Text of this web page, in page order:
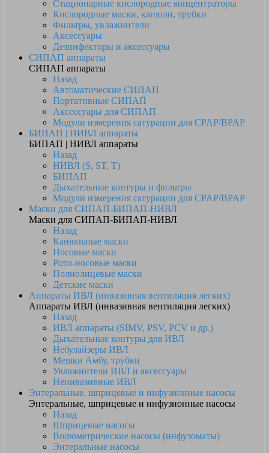
Стационарные кислородные концентраторы
Кислородные маски, канюли, трубки
Фильтры, увлажнители
Аксессуары
Дезинфекторы и аксессуары
СИПАП аппараты
СИПАП аппараты
Назад
Автоматические СИПАП
Портативные СИПАП
Аксессуары для СИПАП
Модули измерения сатурации для CPAP/BPAP
БИПАП | НИВЛ аппараты
БИПАП | НИВЛ аппараты
Назад
НИВЛ (S, ST, T)
БИПАП
Дыхательные контуры и фильтры
Модули измерения сатурации для CPAP/BPAP
Маски для СИПАП-БИПАП-НИВЛ
Маски для СИПАП-БИПАП-НИВЛ
Назад
Канюльные маски
Носовые маски
Рото-носовые маски
Полнолицевые маски
Детские маски
Аппараты ИВЛ (инвазивная вентиляция легких)
Аппараты ИВЛ (инвазивная вентиляция легких)
Назад
ИВЛ аппараты (SIMV, PSV, PCV и др.)
Дыхательные контуры для ИВЛ
Небулайзеры ИВЛ
Мешки Амбу, трубки
Увлажнители ИВЛ и аксессуары
Неинвазивные ИВЛ
Энтеральные, шприцевые и инфузионные насосы
Энтеральные, шприцевые и инфузионные насосы
Назад
Шприцевые насосы
Волюметрические насосы (инфузоматы)
Энтеральные насосы